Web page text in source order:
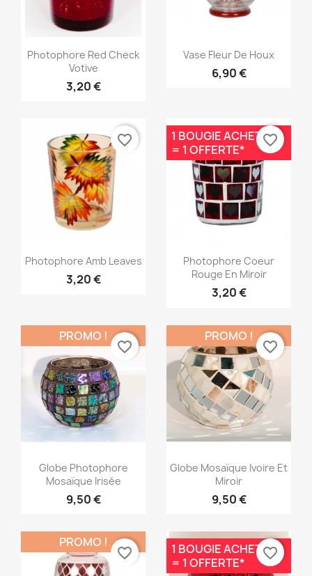
Aperçu rapide
Photophore Red Check
Votive
3,20 €
Aperçu rapide
Vase Fleur De Houx
6,90 €
Aperçu rapide
Photophore Amb Leaves
3,20 €
favorite_border
Aperçu rapide
Photophore Coeur
Rouge En Miroir
3,20 €
1 BOUGIE ACHETÉE
= 1 OFFERTE*
favorite_border
Aperçu rapide
Globe Photophore
Mosaïque Irisée
9,50 €
PROMO !
favorite_border
 Aperçu rapide
Globe Mosaïque Ivoire Et
Miroir
9,50 €
PROMO !
favorite_border
PROMO !
favorite_border
1 BOUGIE ACHETÉE
= 1 OFFERTE*
favorite_border